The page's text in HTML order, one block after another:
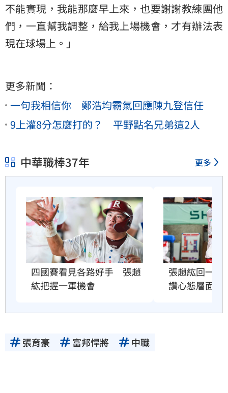
不能實現，我能那麼早上來，也要謝謝教練團他
們，一直幫我調整，給我上場機會，才有辦法表
現在球場上。」
更多新聞：
一句我相信你 鄭浩均霸氣回應陳九登信任
9上灌8分怎麼打的？ 平野點名兄弟這2人
中華職棒37年 更多
四國賽看見各路好手　張趙
紘把握一軍機會
張趙紘回一軍
讚心態層面成
張育豪 富邦悍將 中職